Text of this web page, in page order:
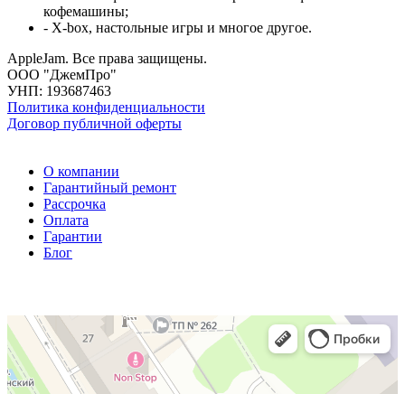
кофемашины;
- X-box, настольные игры и многое другое.
AppleJam. Все права защищены.
ООО "ДжемПро"
УНП: 193687463
Политика конфиденциальности
Договор публичной оферты
О компании
Гарантийный ремонт
Рассрочка
Оплата
Гарантии
Блог